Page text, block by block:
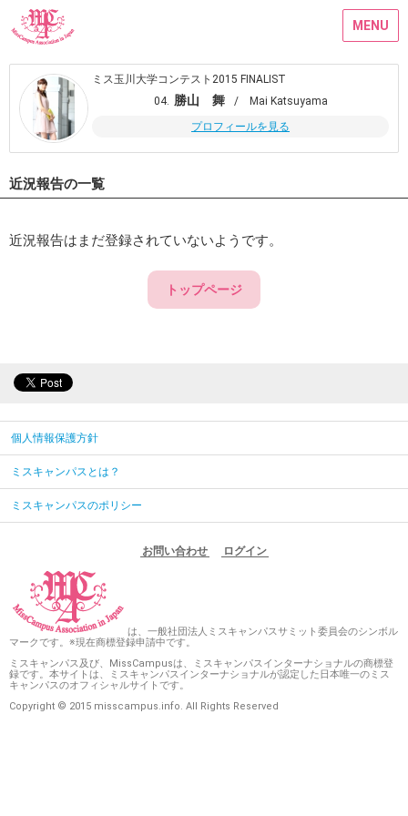
MENU
ミス玉川大学コンテスト2015 FINALIST
04. 勝山 舞
/ Mai Katsuyama
プロフィールを見る
近況報告の一覧
近況報告はまだ登録されていないようです。
トップページ
個人情報保護方針
ミスキャンパスとは？
ミスキャンパスのポリシー
お問い合わせ ログイン
は、一般社団法人ミスキャンパスサミット委員会のシンボル
マークです。※現在商標登録申請中です。
ミスキャンパス及び、MissCampusは、ミスキャンパスインターナショナルの商標登
録です。本サイトは、ミスキャンパスインターナショナルが認定した日本唯一のミス
キャンパスのオフィシャルサイトです。
Copyright © 2015 misscampus.info. All Rights Reserved